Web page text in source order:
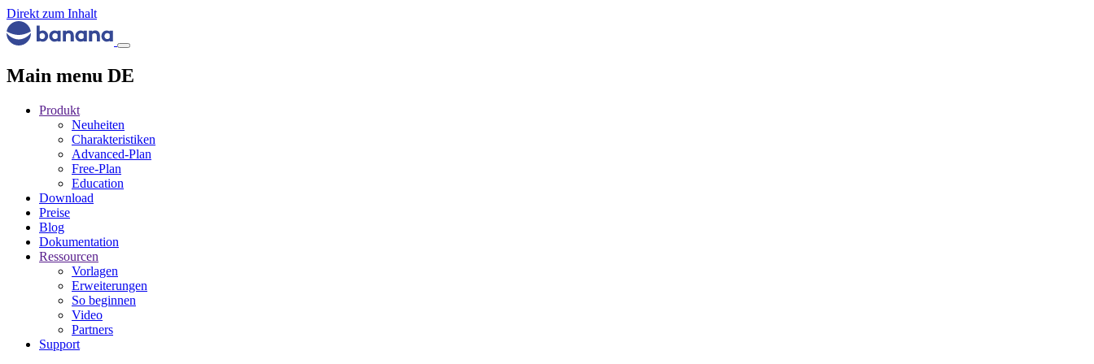
Direkt zum Inhalt
Main menu DE
Produkt
Neuheiten
Charakteristiken
Advanced-Plan
Free-Plan
Education
Download
Preise
Blog
Dokumentation
Ressourcen
Vorlagen
Erweiterungen
So beginnen
Video
Partners
Support